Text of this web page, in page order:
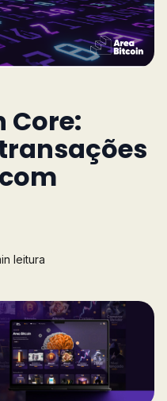
Core:
leitura